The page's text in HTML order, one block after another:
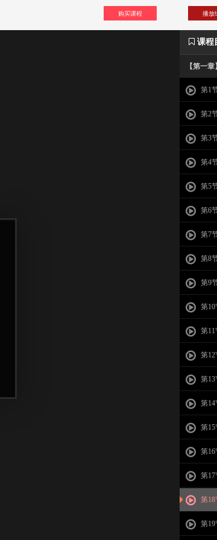
购买课程 播放
课程
【第一章】
第1
第2
第3
第4
第5
第6
第7
第8
第9
第10
第11
第12
第13
第14
第15
第16
第17
第18
第19